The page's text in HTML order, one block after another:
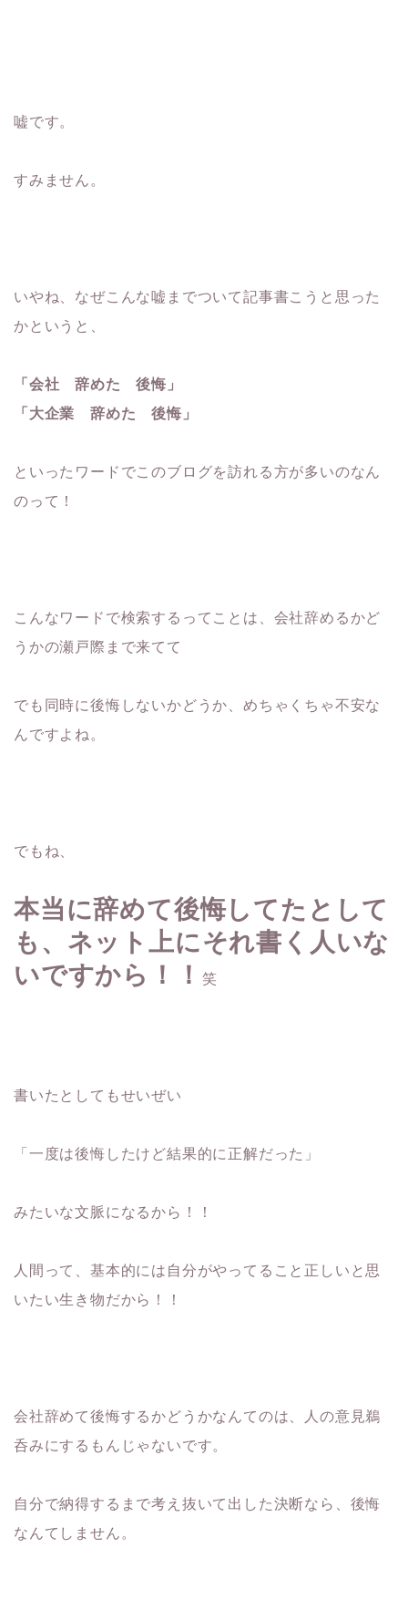
嘘です。
すみません。
いやね、なぜこんな嘘までついて記事書こうと思った
かというと、
「会社 辞めた 後悔」
「大企業 辞めた 後悔」
といったワードでこのブログを訪れる方が多いのなん
のって！
こんなワードで検索するってことは、会社辞めるかど
うかの瀬戸際まで来てて
でも同時に後悔しないかどうか、めちゃくちゃ不安な
んですよね。
でもね、
本当に辞めて後悔してたとして
も、ネット上にそれ書く人いな
いですから！！
笑
書いたとしてもせいぜい
「一度は後悔したけど結果的に正解だった」
みたいな文脈になるから！！
人間って、基本的には自分がやってること正しいと思
いたい生き物だから！！
会社辞めて後悔するかどうかなんてのは、人の意見鵜
呑みにするもんじゃないです。
自分で納得するまで考え抜いて出した決断なら、後悔
なんてしません。